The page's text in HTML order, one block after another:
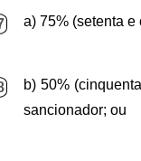
a) 75% (setenta
b) 50%
sancionador; ou